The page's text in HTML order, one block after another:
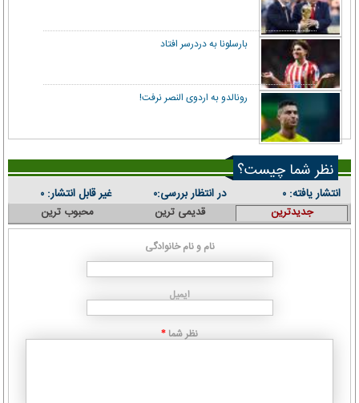
بارسلونا به دردرسر افتاد
رونالدو به اردوی النصر نرفت!
نظر شما چیست؟
انتشار یافته: ۰ در انتظار بررسی:۰ غیر قابل انتشار: ۰
جدیدترین قدیمی ترین محبوب ترین
نام و نام خانوادگی
ایمیل
نظر شما *